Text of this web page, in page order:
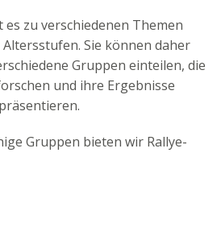
es zu verschiedenen Themen
Sie können daher
Gruppen einteilen, die
und ihre Ergebnisse
Gruppen bieten wir Rallye-